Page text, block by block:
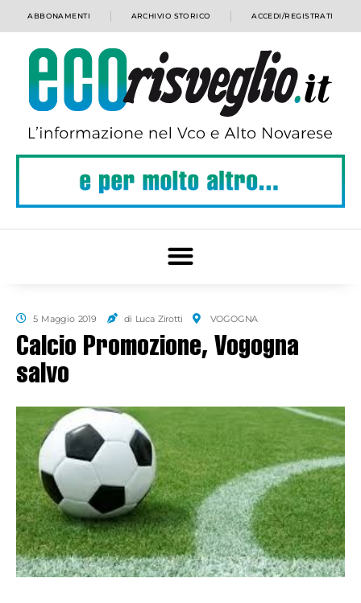
ABBONAMENTI ARCHIVIO STORICO ACCEDI/REGISTRATI
5 Maggio 2019 di Luca Zirotti VOGOGNA
Calcio Promozione, Vogogna
salvo